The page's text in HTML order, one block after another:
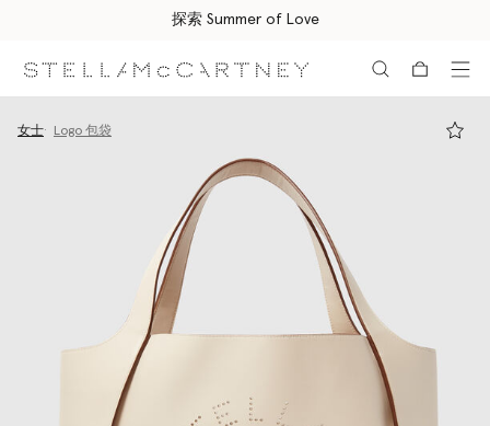
探索 Summer of Love
女士 Logo 包袋